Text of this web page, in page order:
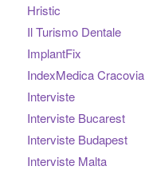
Hristic
Il Turismo Dentale
ImplantFix
IndexMedica Cracovia
Interviste
Interviste Bucarest
Interviste Budapest
Interviste Malta